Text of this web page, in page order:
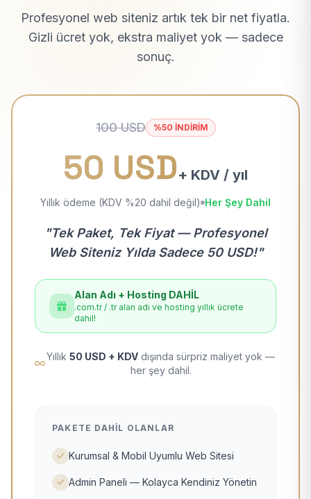
Profesyonel web siteniz artık tek bir net fiyatla.
Gizli ücret yok, ekstra maliyet yok — sadece
sonuç.
100 USD %50 İNDİRİM
50 USD+ KDV / yıl
Yıllık ödeme (KDV %20 dahil değil) Her Şey Dahil
"Tek Paket, Tek Fiyat — Profesyonel
Web Siteniz Yılda Sadece 50 USD!"
Alan Adı + Hosting DAHİL
.com.tr / .tr alan adı ve hosting yıllık ücrete
dahil!
Yıllık 50 USD + KDV dışında sürpriz maliyet yok —
her şey dahil.
PAKETE DAHIL OLANLAR
Kurumsal & Mobil Uyumlu Web Sitesi
Admin Paneli — Kolayca Kendiniz Yönetin